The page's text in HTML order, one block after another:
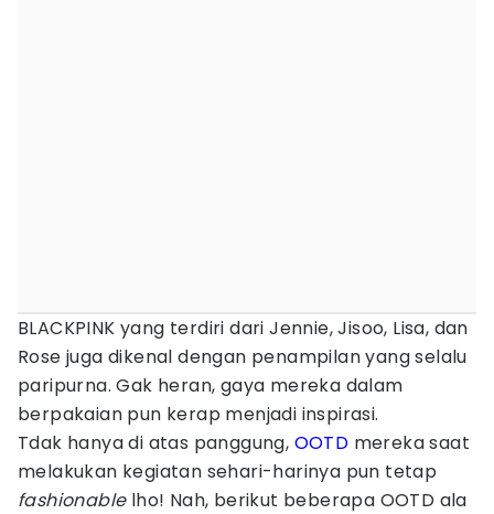
BLACKPINK yang terdiri dari Jennie, Jisoo, Lisa, dan
Rose juga dikenal dengan penampilan yang selalu
paripurna. Gak heran, gaya mereka dalam
berpakaian pun kerap menjadi inspirasi.
Tdak hanya di atas panggung, OOTD mereka saat
melakukan kegiatan sehari-harinya pun tetap
fashionablelho! Nah, berikut beberapa OOTD ala